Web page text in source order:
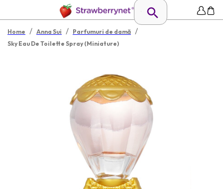
Home / Anna Sui / Parfumuri de damă /
Sky Eau De Toilette Spray (Miniature)